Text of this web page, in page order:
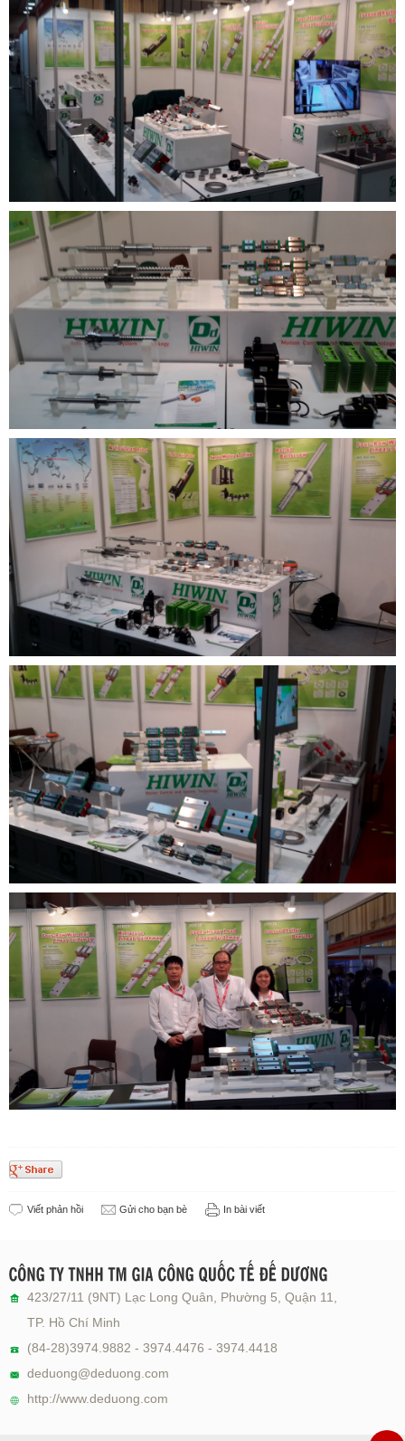
Viết phản hồi Gửi cho bạn bè In bài viết
423/27/11 (9NT) Lạc Long Quân, Phường 5, Quận 11,
TP. Hồ Chí Minh
(84-28)3974.9882 - 3974.4476 - 3974.4418
deduong@deduong.com
http://www.deduong.com